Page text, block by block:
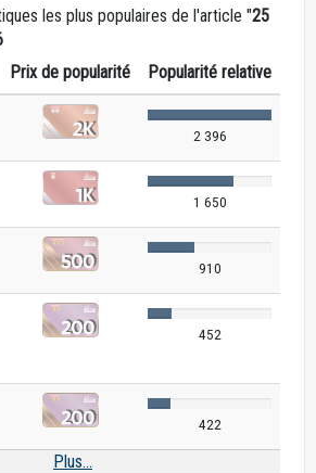
les plus populaires de l'article "25
Prix de popularité Popularité relative
2 396
1 650
910
452
422
Plus...